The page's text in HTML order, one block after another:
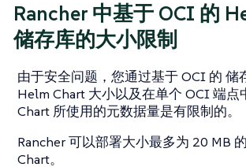
Rancher 中基于 OCI 的
储存库的大小限制
由于安全问题，您通过基于 OCI 的 储
Helm Chart 大小以及在单个 OCI 端点
Chart 所使用的元数据量是有限制的。
Rancher 可以部署大小最多为 20 MB
Chart。